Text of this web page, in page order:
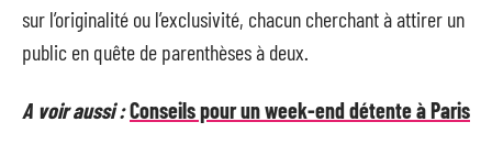
sur l’originalité ou l’exclusivité, chacun cherchant à attirer un
public en quête de parenthèses à deux.
A voir aussi :Conseils pour un week-end détente à Paris